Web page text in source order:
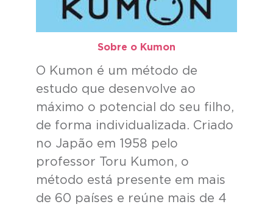
Sobre o Kumon​
O Kumon é um método de
estudo que desenvolve ao
máximo o potencial do seu filho,
de forma individualizada. Criado
no Japão em 1958 pelo
professor Toru Kumon, o
método está presente em mais
de 60 países e reúne mais de 4